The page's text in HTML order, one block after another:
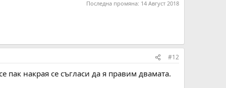
Последна промяна: 14 Август 2018
#12
накрая се съгласи да я правим двамата.